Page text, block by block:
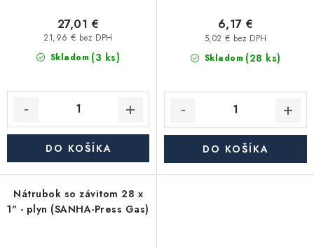
Skladom (3 ks)
21,96 € bez DPH
27,01 €
DO KOŠÍKA
Skladom (28 ks)
5,02 € bez DPH
6,17 €
DO KOŠÍKA
Nátrubok so závitom 28 x
1" - plyn (SANHA-Press Gas)